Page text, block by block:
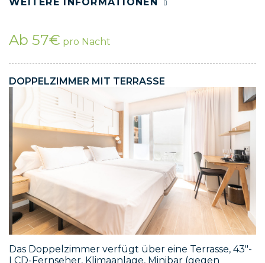
Ab 57€ pro Nacht
DOPPELZIMMER MIT TERRASSE
Das Doppelzimmer verfügt über eine Terrasse, 43"-
LCD-Fernseher, Klimaanlage, Minibar (gegen